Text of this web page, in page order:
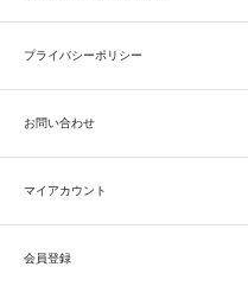
プライバシーポリシー
お問い合わせ
マイアカウント
会員登録